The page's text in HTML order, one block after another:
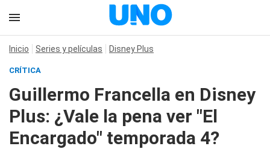
Inicio Series y películas Disney Plus
CRÍTICA
Guillermo Francella en Disney
Plus: ¿Vale la pena ver "El
Encargado" temporada 4?